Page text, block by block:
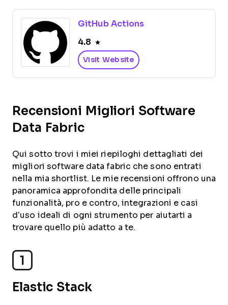
GitHub Actions
4.8
Visit Website
Recensioni Migliori Software
Data Fabric
Qui sotto trovi i miei riepiloghi dettagliati dei
migliori software data fabric che sono entrati
nella mia shortlist. Le mie recensioni offrono una
panoramica approfondita delle principali
funzionalità, pro e contro, integrazioni e casi
d’uso ideali di ogni strumento per aiutarti a
trovare quello più adatto a te.
1
Elastic Stack